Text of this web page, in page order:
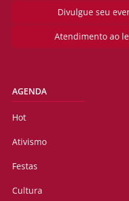
Divulgue seu
Atendimento ao
AGENDA
Hot
Ativismo
Festas
Cultura